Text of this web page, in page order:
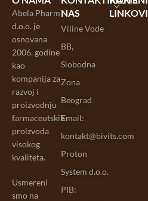
Abela Pharm
d.o.o. je
osnovana
2006. godine
kao
kompanija za
razvoj i
proizvodnju
farmaceutskih
proizvoda
visokog
kvaliteta.
Usmereni
smo na
NAS
Viline Vode
BB,
Slobodna
Zona
Beograd
Email:
kontakt@bivits.com
Proton
System d.o.o.
PIB:
LINKOVI